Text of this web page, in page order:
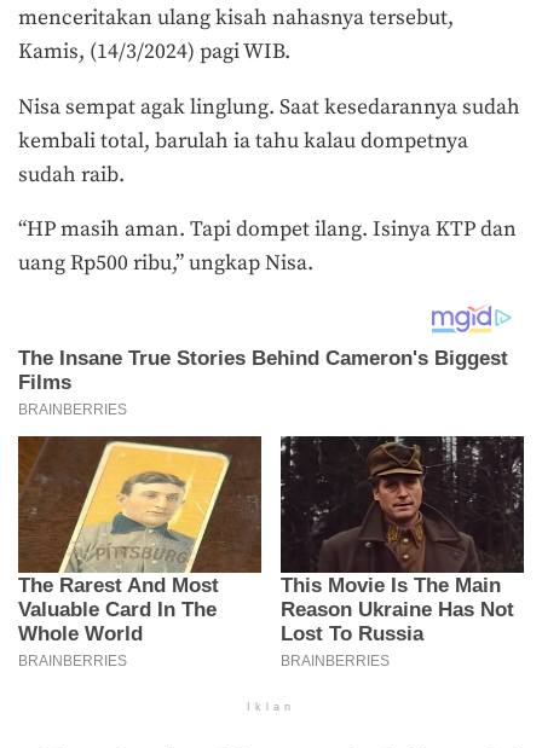
menceritakan ulang kisah nahasnya tersebut,
Kamis, (14/3/2024) pagi WIB.
Nisa sempat agak linglung. Saat kesedarannya sudah
kembali total, barulah ia tahu kalau dompetnya
sudah raib.
“HP masih aman. Tapi dompet ilang. Isinya KTP dan
uang Rp500 ribu,” ungkap Nisa.
Iklan